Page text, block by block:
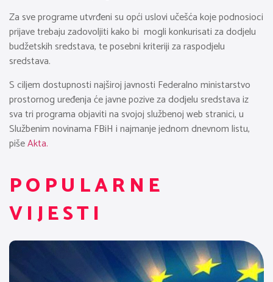
Za sve programe utvrđeni su opći uslovi učešća koje podnosioci
prijave trebaju zadovoljiti kako bi mogli konkurisati za dodjelu
budžetskih sredstava, te posebni kriteriji za raspodjelu
sredstava.
S ciljem dostupnosti najširoj javnosti Federalno ministarstvo
prostornog uređenja će javne pozive za dodjelu sredstava iz
sva tri programa objaviti na svojoj službenoj web stranici, u
Službenim novinama FBiH i najmanje jednom dnevnom listu,
pišeAkta.
POPULARNE
VIJESTI